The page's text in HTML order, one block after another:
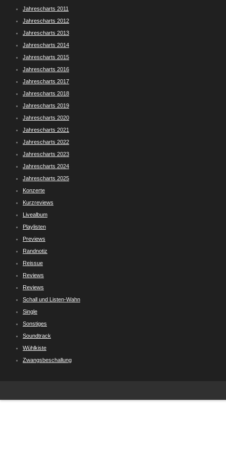
Jahrescharts 2011
Jahrescharts 2012
Jahrescharts 2013
Jahrescharts 2014
Jahrescharts 2015
Jahrescharts 2016
Jahrescharts 2017
Jahrescharts 2018
Jahrescharts 2019
Jahrescharts 2020
Jahrescharts 2021
Jahrescharts 2022
Jahrescharts 2023
Jahrescharts 2024
Jahrescharts 2025
Konzerte
Kurzreviews
Livealbum
Playlisten
Previews
Randnotiz
Reissue
Reviews
Reviews
Schall und Listen-Wahn
Single
Sonstiges
Soundtrack
Wühlkiste
Zwangsbeschallung